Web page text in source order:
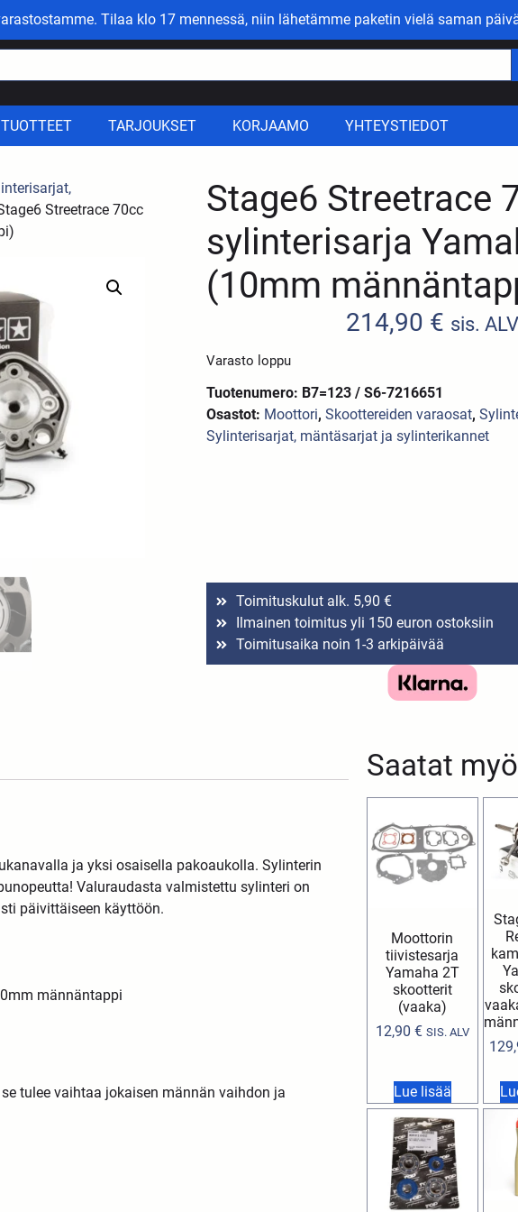
Tilaa klo 17 mennessä, niin lähetämme paketin vielä saman
TARJOUKSET KORJAAMO YHTEYSTIEDOT
Streetrace 70cc
Stage6 Streetrace
sylinterisarja
(10mm
214,90 € sis. ALV
Varasto loppu
Tuotenumero: B7=123 / S6-7216651
Osastot: Moottori,Skoottereiden varaosat,
Sylinterisarjat, mäntäsarjat ja sylinterikannet
Toimituskulut alk. 5,90 €
Ilmainen toimitus yli 150 euron ostoksiin
Toimitusaika noin 1-3 arkipäivää
Saatat
Moottorin
tiivistesarja
Yamaha 2T
skootterit
(vaaka)
12,90 € SIS. ALV
Lue lisää
ja yksi osaisella pakoaukolla. Sylinterin
Valuraudasta valmistettu sylinteri on
päivittäiseen käyttöön.
männäntappi
tulee vaihtaa jokaisen männän vaihdon ja